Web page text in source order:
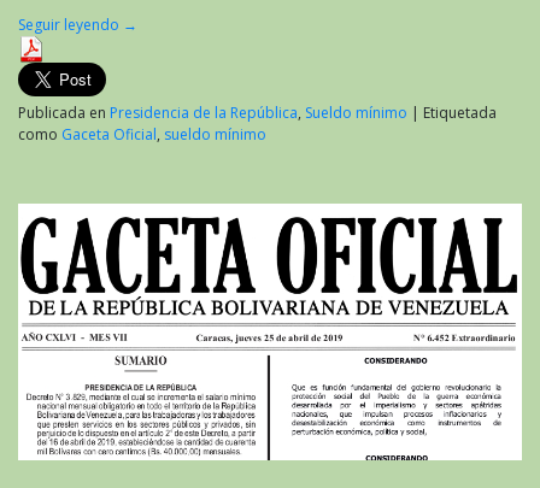
Seguir leyendo →
Publicada en Presidencia de la República, Sueldo mínimo | Etiquetada
como Gaceta Oficial, sueldo mínimo